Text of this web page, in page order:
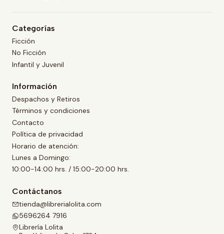
Categorías
Ficción
No Ficción
Infantil y Juvenil
Información
Despachos y Retiros
Términos y condiciones
Contacto
Política de privacidad
Horario de atención:
Lunes a Domingo:
10:00-14:00 hrs. / 15:00-20:00 hrs.
Contáctanos
tienda@librerialolita.com
5696264 7916
Librería Lolita